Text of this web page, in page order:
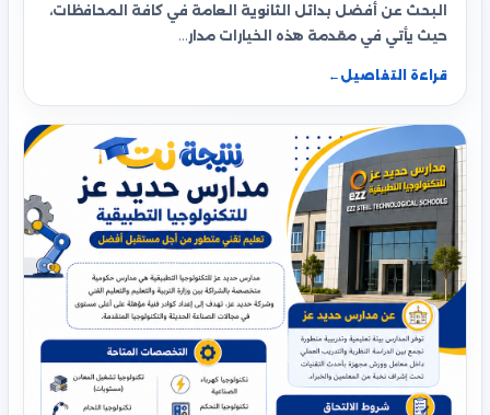
البحث عن أفضل بدائل الثانوية العامة في كافة المحافظات،
حيث يأتي في مقدمة هذه الخيارات مدار…
قراءة التفاصيل ←